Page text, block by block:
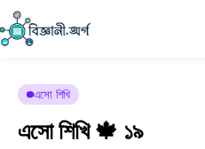
এসো শিখি 🍁 ১৯
Share